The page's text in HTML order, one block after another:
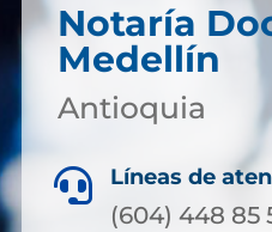
Notaría
Medellín
Antioquia
 Líneas de
(604) 448 85